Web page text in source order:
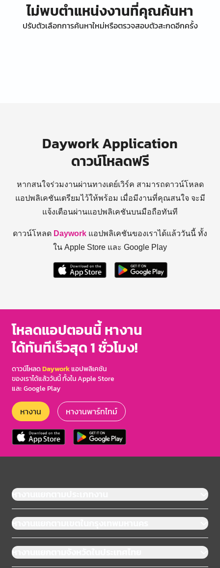
ไม่พบตำแหน่งงานที่คุณค้นหา
ปรับตัวเลือกการค้นหาใหม่หรือตรวจสอบตัวสะกดอีกครั้ง
Daywork Application
ดาวน์โหลดฟรี
หากสนใจร่วมงานผ่านทางเดย์เวิร์ค สามารถดาวน์โหลด
แอปพลิเคชันเตรียมไว้ให้พร้อม เมื่อมีงานที่คุณสนใจ จะมี
แจ้งเตือนผ่านแอปพลิเคชันบนมือถือทันที
ดาวน์โหลด Daywork แอปพลิเคชันของเราได้แล้ววันนี้ ทั้ง
ใน Apple Store และ Google Play
โหลดแอปตอนนี้ หางาน
ได้ทันทีเร็วสุด 1 ชั่วโมง!
ดาวน์โหลดDayworkแอปพลิเคชัน
ของเราได้แล้ววันนี้ ทั้งใน Apple Store
และ Google Play
หางาน หางานพาร์ทไทม์
หางานแยกตามประเภทงาน
หางานแยกตามเขตในกรุงเทพมหานคร
หางานแยกตามจังหวัดในประเทศไทย